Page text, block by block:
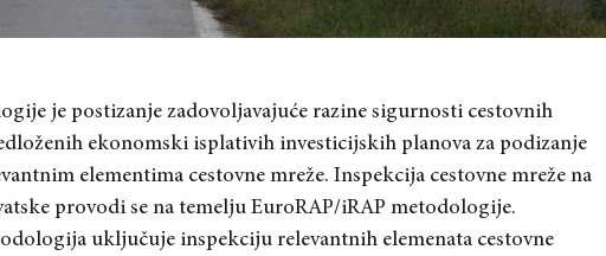
je postizanje zadovoljavajuće razine sigurnosti cestovnih
ekonomski isplativih investicijskih planova za podizanje
elementima cestovne mreže. Inspekcija cestovne mreže na
provodi se na temelju EuroRAP/iRAP metodologije.
uključuje inspekciju relevantnih elemenata cestovne